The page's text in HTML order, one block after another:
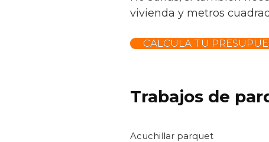
vivienda y metros
CALCULA TU
Trabajos de
Acuchillar parquet